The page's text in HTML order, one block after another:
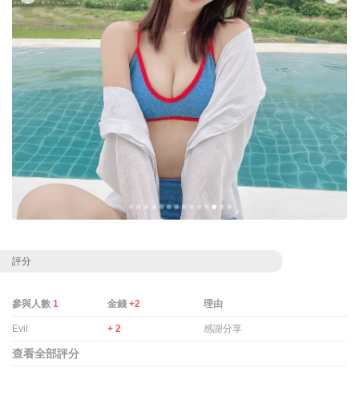
評分
參與人數 1 金錢+2 理由
Evil + 2 感謝分享
查看全部評分